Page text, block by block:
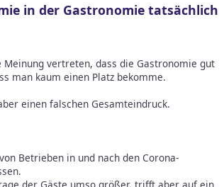
in der Gastronomie tatsächlich
vertreten, dass die Gastronomie gut
man kaum einen Platz bekomme.
einen falschen Gesamteindruck.
Betrieben in und nach den Corona-